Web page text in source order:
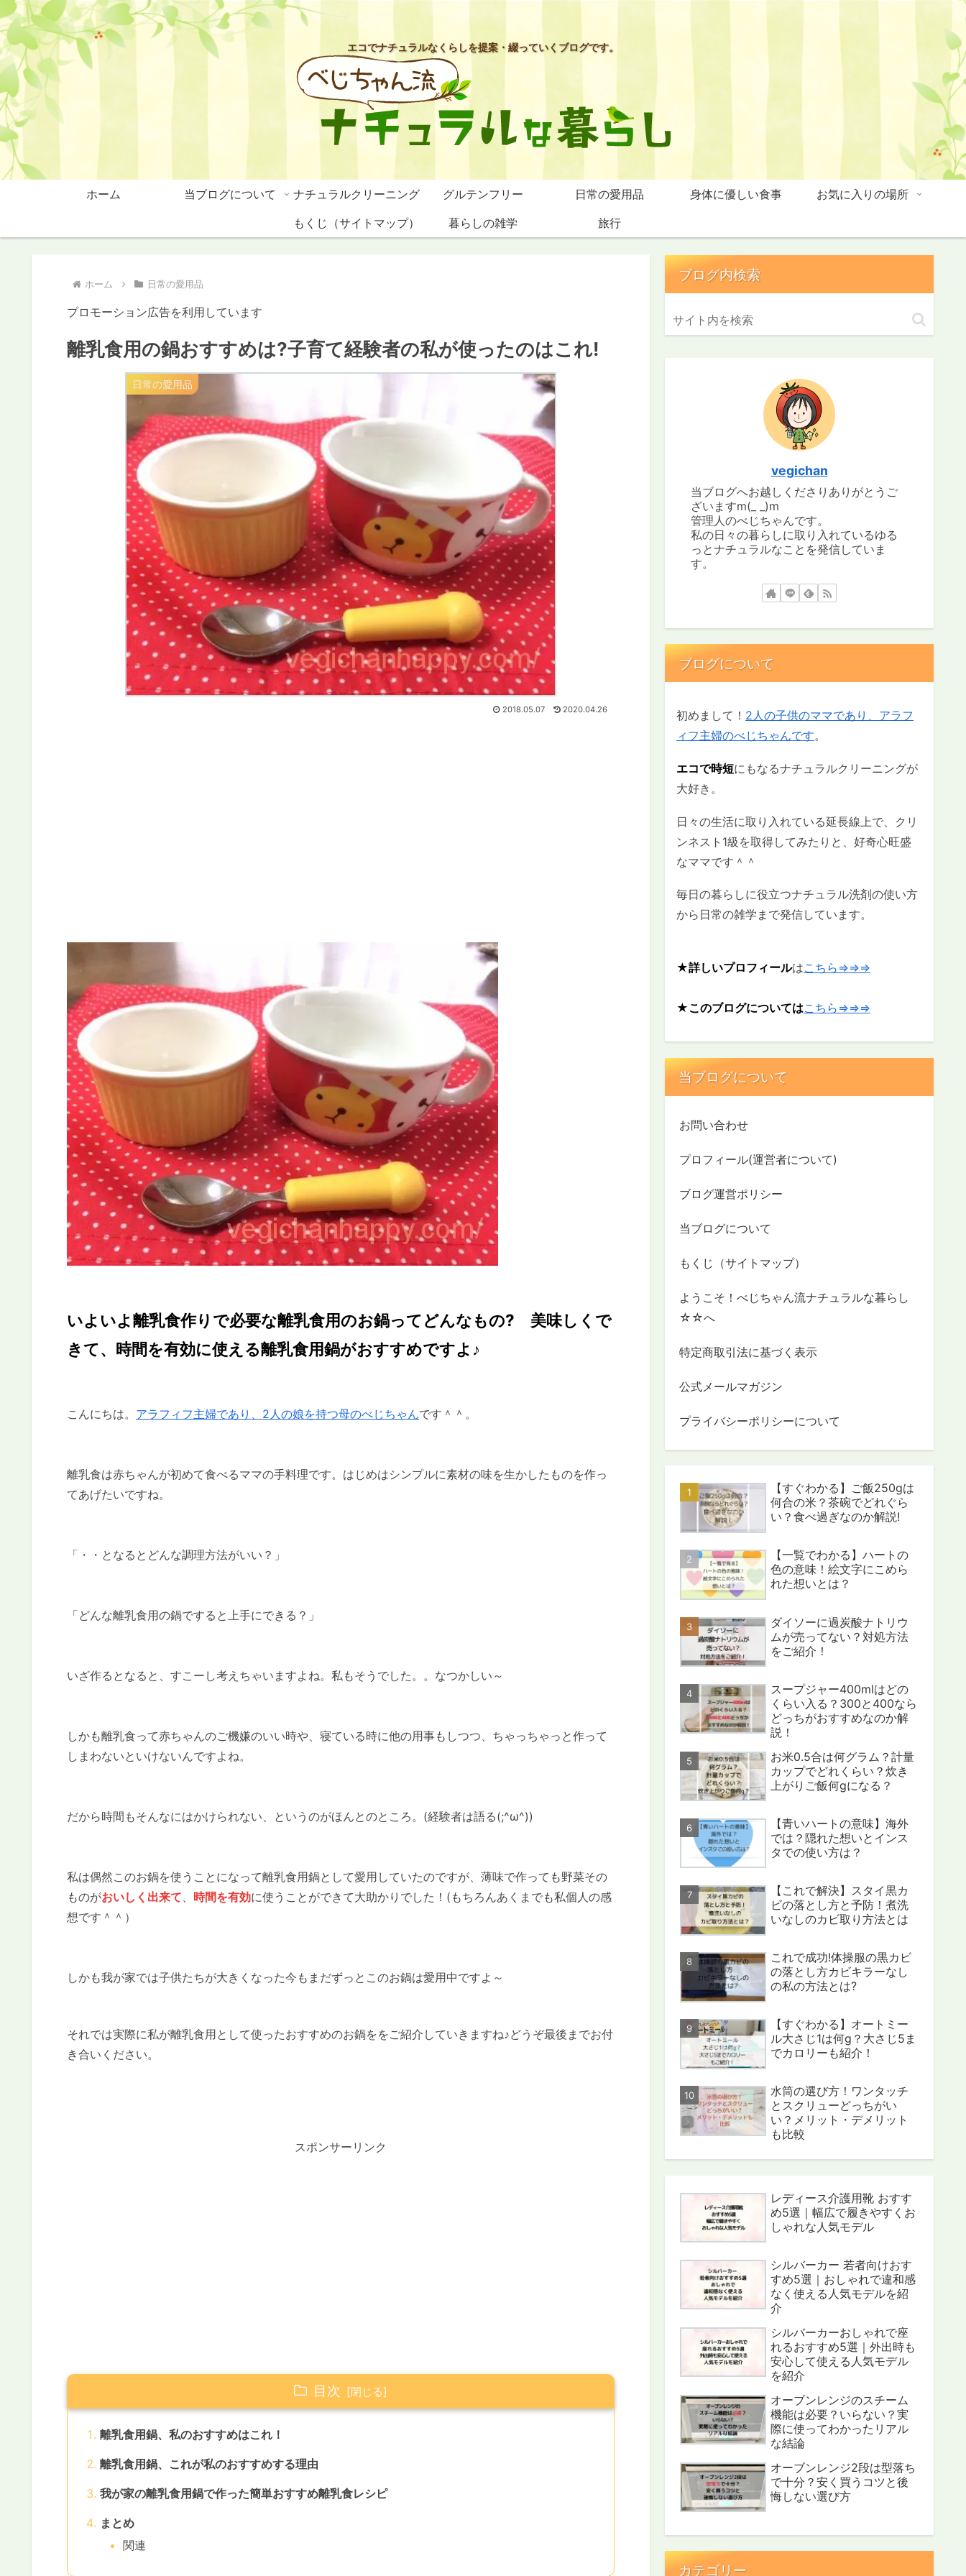
エコでナチュラルなくらしを提案・綴っていくブログです。
ホーム 当ブログについて ナチュラルクリーニング グルテンフリー 日常の愛用品 身体に優しい食事
お気に入りの場所
もくじ（サイトマップ）
暮らしの雑学 旅行
ホーム 日常の愛用品
プロモーション広告を利用しています
離乳食用の鍋おすすめは?子育て経験者の私が使ったのはこれ!
日常の愛用品
2018.05.07 2020.04.26
いよいよ離乳食作りで必要な離乳食用のお鍋ってどんなもの? 美味しくで
きて、時間を有効に使える離乳食用鍋がおすすめですよ♪
こんにちは。 アラフィフ主婦であり、2人の娘を持つ母のべじちゃんです＾＾。
離乳食は赤ちゃんが初めて食べるママの手料理です。はじめはシンプルに素材の味を生かしたものを作っ
てあげたいですね。
「・・となるとどんな調理方法がいい？」
「どんな離乳食用の鍋ですると上手にできる？」
いざ作るとなると、すこーし考えちゃいますよね。私もそうでした。。なつかしい～
しかも離乳食って赤ちゃんのご機嫌のいい時や、寝ている時に他の用事もしつつ、ちゃっちゃっと作って
しまわないといけないんですよね。
だから時間もそんなにはかけられない、というのがほんとのところ。(経験者は語る(;^ω^))
私は偶然このお鍋を使うことになって離乳食用鍋として愛用していたのですが、薄味で作っても野菜その
ものがおいしく出来て、 時間を有効に使うことができて大助かりでした！(もちろんあくまでも私個人の感
想です＾＾）
しかも我が家では子供たちが大きくなった今もまだずっとこのお鍋は愛用中ですよ～
それでは実際に私が離乳食用として使ったおすすめのお鍋ををご紹介していきますね♪どうぞ最後までお付
き合いください。
スポンサーリンク
目次
離乳食用鍋、私のおすすめはこれ！
離乳食用鍋、これが私のおすすめする理由
我が家の離乳食用鍋で作った簡単おすすめ離乳食レシピ
まとめ
関連
ブログ内検索
vegichan
当ブログへお越しくださりありがとうご
ざいますm(_ _)m
管理人のべじちゃんです。
私の日々の暮らしに取り入れているゆる
っとナチュラルなことを発信していま
す。
ブログについて
初めまして！ 2人の子供のママであり、アラフ
ィフ主婦のべじちゃんです。
エコで時短にもなるナチュラルクリーニングが
大好き。
日々の生活に取り入れている延長線上で、クリ
ンネスト1級を取得してみたりと、好奇心旺盛
なママです＾＾
毎日の暮らしに役立つナチュラル洗剤の使い方
から日常の雑学まで発信しています。
★詳しいプロフィールはこちら⇒⇒⇒
★このブログについてはこちら⇒⇒⇒
当ブログについて
お問い合わせ
プロフィール(運営者について)
ブログ運営ポリシー
当ブログについて
もくじ（サイトマップ）
ようこそ！べじちゃん流ナチュラルな暮らし
☆☆へ
特定商取引法に基づく表示
公式メールマガジン
プライバシーポリシーについて
【すぐわかる】ご飯250gは
何合の米？茶碗でどれぐら
い？食べ過ぎなのか解説!
【一覧でわかる】ハートの
色の意味！絵文字にこめら
れた想いとは？
ダイソーに過炭酸ナトリウ
ムが売ってない？対処方法
をご紹介！
スープジャー400mlはどの
くらい入る？300と400なら
どっちがおすすめなのか解
説！
お米0.5合は何グラム？計量
カップでどれくらい？炊き
上がりご飯何gになる？
【青いハートの意味】海外
では？隠れた想いとインス
タでの使い方は？
【これで解決】スタイ黒カ
ビの落とし方と予防！煮洗
いなしのカビ取り方法とは
これで成功!体操服の黒カビ
の落とし方カビキラーなし
の私の方法とは?
【すぐわかる】オートミー
ル大さじ1は何g？大さじ5ま
でカロリーも紹介！
水筒の選び方！ワンタッチ
とスクリューどっちがい
い？メリット・デメリット
も比較
レディース介護用靴 おすす
め5選｜幅広で履きやすくお
しゃれな人気モデル
シルバーカー 若者向けおす
すめ5選｜おしゃれで違和感
なく使える人気モデルを紹
介
シルバーカーおしゃれで座
れるおすすめ5選｜外出時も
安心して使える人気モデル
を紹介
オーブンレンジのスチーム
機能は必要？いらない？実
際に使ってわかったリアル
な結論
オーブンレンジ2段は型落ち
で十分？安く買うコツと後
悔しない選び方
カテゴリー